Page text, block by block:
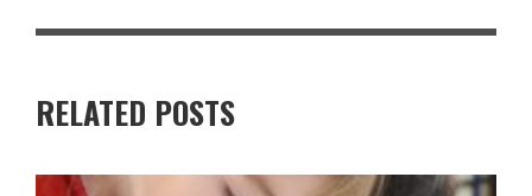
RELATED POSTS